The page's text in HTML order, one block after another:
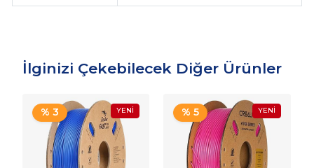
İlginizi Çekebilecek Diğer Ürünler
% 3 % 5